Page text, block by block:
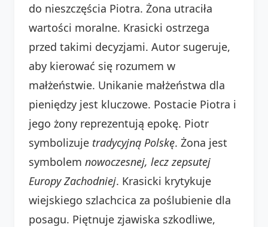
do nieszczęścia Piotra. Żona utraciła
wartości moralne. Krasicki ostrzega
przed takimi decyzjami. Autor sugeruje,
aby kierować się rozumem w
małżeństwie. Unikanie małżeństwa dla
pieniędzy jest kluczowe. Postacie Piotra i
jego żony reprezentują epokę. Piotr
symbolizuje tradycyjną Polskę. Żona jest
symbolem nowoczesnej, lecz zepsutej
Europy Zachodniej. Krasicki krytykuje
wiejskiego szlachcica za poślubienie dla
posagu. Piętnuje zjawiska szkodliwe,